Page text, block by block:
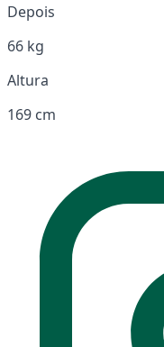
Depois
66 kg
Altura
169 cm